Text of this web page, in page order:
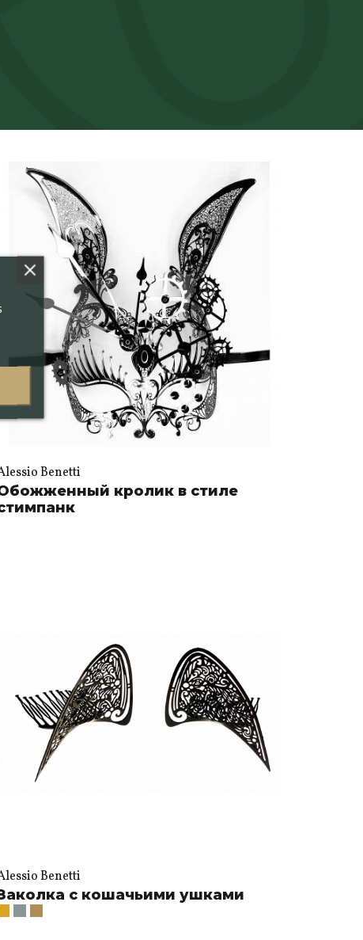
Benetti
кролик в стиле
Benetti
с кошачьими ушками